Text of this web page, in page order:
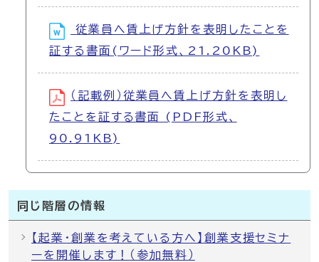
従業員へ賃上げ方針を表明したことを
証する書面(ワード形式、21.20KB)
（記載例）従業員へ賃上げ方針を表明し
たことを証する書面 (PDF形式、
90.91KB)
同じ階層の情報
【起業・創業を考えている方へ】創業支援セミナ
ーを開催します！（参加無料）